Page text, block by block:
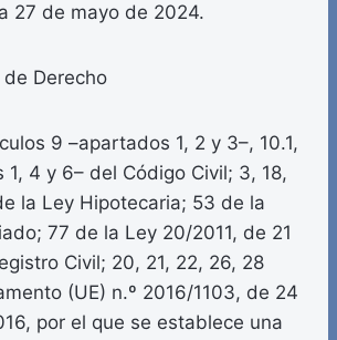
27 de mayo de 2024.
Derecho
9 –apartados 1, 2 y 3–, 10.1,
1, 4 y 6– del Código Civil; 3, 18,
la Ley Hipotecaria; 53 de la
77 de la Ley 20/2011, de 21
Civil; 20, 21, 22, 26, 28
(UE) n.º 2016/1103, de 24
por el que se establece una